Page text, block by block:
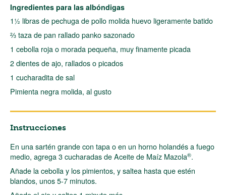
Ingredientes para las albóndigas
1½ libras de pechuga de pollo molida huevo ligeramente batido
⅔ taza de pan rallado panko sazonado
1 cebolla roja o morada pequeña, muy finamente picada
2 dientes de ajo, rallados o picados
1 cucharadita de sal
Pimienta negra molida, al gusto
Instrucciones
En una sartén grande con tapa o en un horno holandés a fuego
medio, agrega 3 cucharadas de Aceite de Maíz Mazola®.
Añade la cebolla y los pimientos, y saltea hasta que estén
blandos, unos 5-7 minutos.